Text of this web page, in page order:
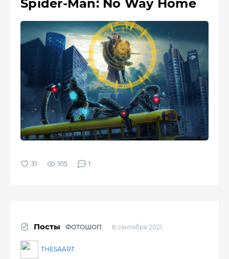
Spider-Man: No Way Home
105 1
Посты ФОТОШОП 8 сентября 2021
THESAART